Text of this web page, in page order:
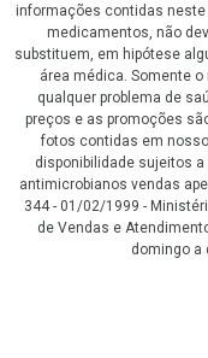
informações contidas
medicamentos, não
substituem, em hipótese
área médica. Somente
qualquer problema de
preços e as promoções
fotos contidas em
disponibilidade sujeitos
antimicrobianos vendas
344 - 01/02/1999 -
de Vendas e
domingo a